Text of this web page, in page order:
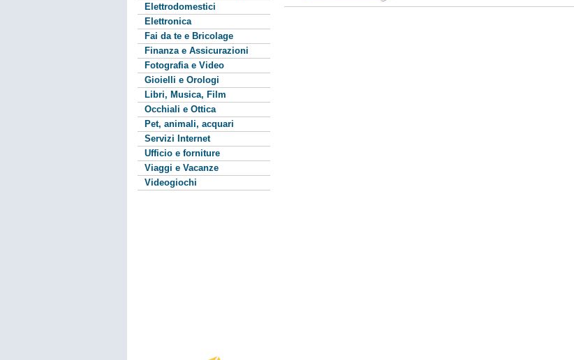
Elettrodomestici
Elettronica
Fai da te e Bricolage
Finanza e Assicurazioni
Fotografia e Video
Gioielli e Orologi
Libri, Musica, Film
Occhiali e Ottica
Pet, animali, acquari
Servizi Internet
Ufficio e forniture
Viaggi e Vacanze
Videogiochi